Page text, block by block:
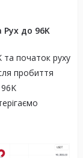
до 96K
та початок руху
пробиття